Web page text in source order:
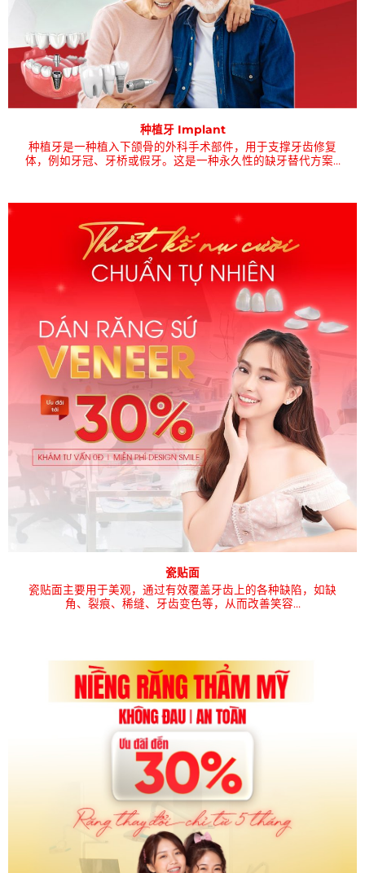
种植牙 Implant
种植牙是一种植入下颌骨的外科手术部件，用于支撑牙齿修复
体，例如牙冠、牙桥或假牙。这是一种永久性的缺牙替代方案…
瓷贴面
瓷贴面主要用于美观，通过有效覆盖牙齿上的各种缺陷，如缺
角、裂痕、稀缝、牙齿变色等，从而改善笑容…